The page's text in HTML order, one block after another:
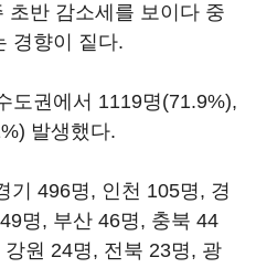
초반 감소세를 보이다 중
경향이 짙다.
도권에서 1119명(71.9%),
발생했다.
기 496명, 인천 105명, 경
명, 부산 46명, 충북 44
원 24명, 전북 23명, 광